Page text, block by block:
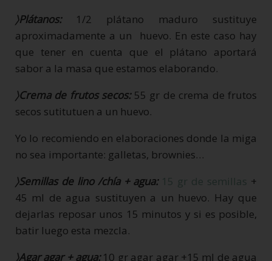
〉Plátanos: 1/2 plátano maduro sustituye
aproximadamente a un huevo. En este caso hay
que tener en cuenta que el plátano aportará
sabor a la masa que estamos elaborando.
〉Crema de frutos secos: 55 gr de crema de frutos
secos sutitutuen a un huevo.
Yo lo recomiendo en elaboraciones donde la miga
no sea importante: galletas, brownies…
〉Semillas de lino /chía + agua: 15 gr de semillas +
45 ml de agua sustituyen a un huevo. Hay que
dejarlas reposar unos 15 minutos y si es posible,
batir luego esta mezcla.
〉Agar agar + agua:10 gr agar agar +15 ml de agua